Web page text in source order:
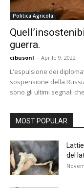
Politica Agricola
guerra.
cibusonl - Aprile 9, 2022
L'espulsione dei
sospensione della
sono gli ultimi segnali
MOST POPULAR
del